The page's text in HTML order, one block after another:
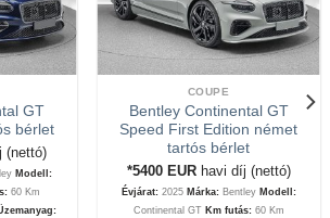
GT
bérlet
(nettó)
Modell:
60 Km
COUPE
Bentley Continental GT
Speed First Edition német
tartós bérlet
*5400 EUR havi díj (nettó)
Évjárat:2025 Márka:Bentley Modell:
Continental GT Km futás: 60 Km